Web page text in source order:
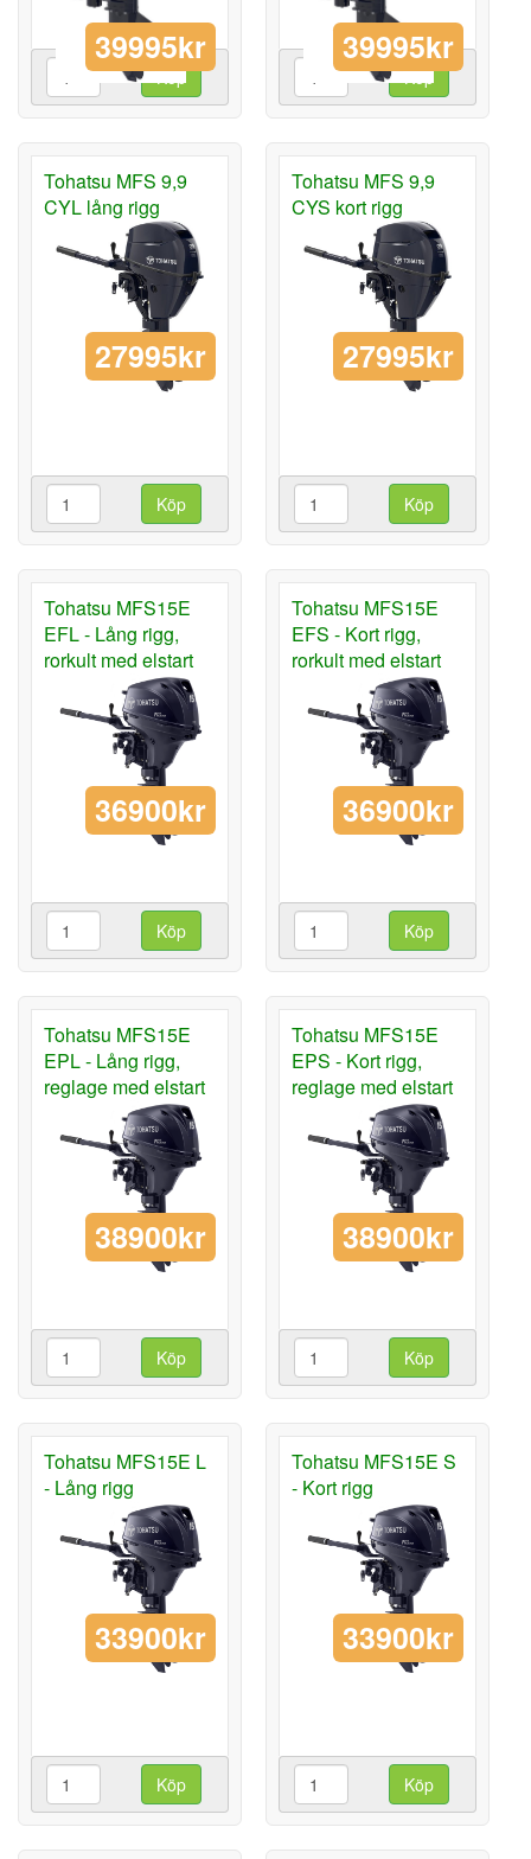
39995kr
Köp
39995kr
Köp
Tohatsu MFS 9,9
CYL lång rigg
27995kr
Köp
Tohatsu MFS 9,9
CYS kort rigg
27995kr
Köp
Tohatsu MFS15E
EFL - Lång rigg,
rorkult med elstart
36900kr
Köp
Tohatsu MFS15E
EFS - Kort rigg,
rorkult med elstart
36900kr
Köp
Tohatsu MFS15E
EPL - Lång rigg,
reglage med elstart
38900kr
Köp
Tohatsu MFS15E
EPS - Kort rigg,
reglage med elstart
38900kr
Köp
Tohatsu MFS15E L
- Lång rigg
33900kr
Köp
Tohatsu MFS15E S
- Kort rigg
33900kr
Köp